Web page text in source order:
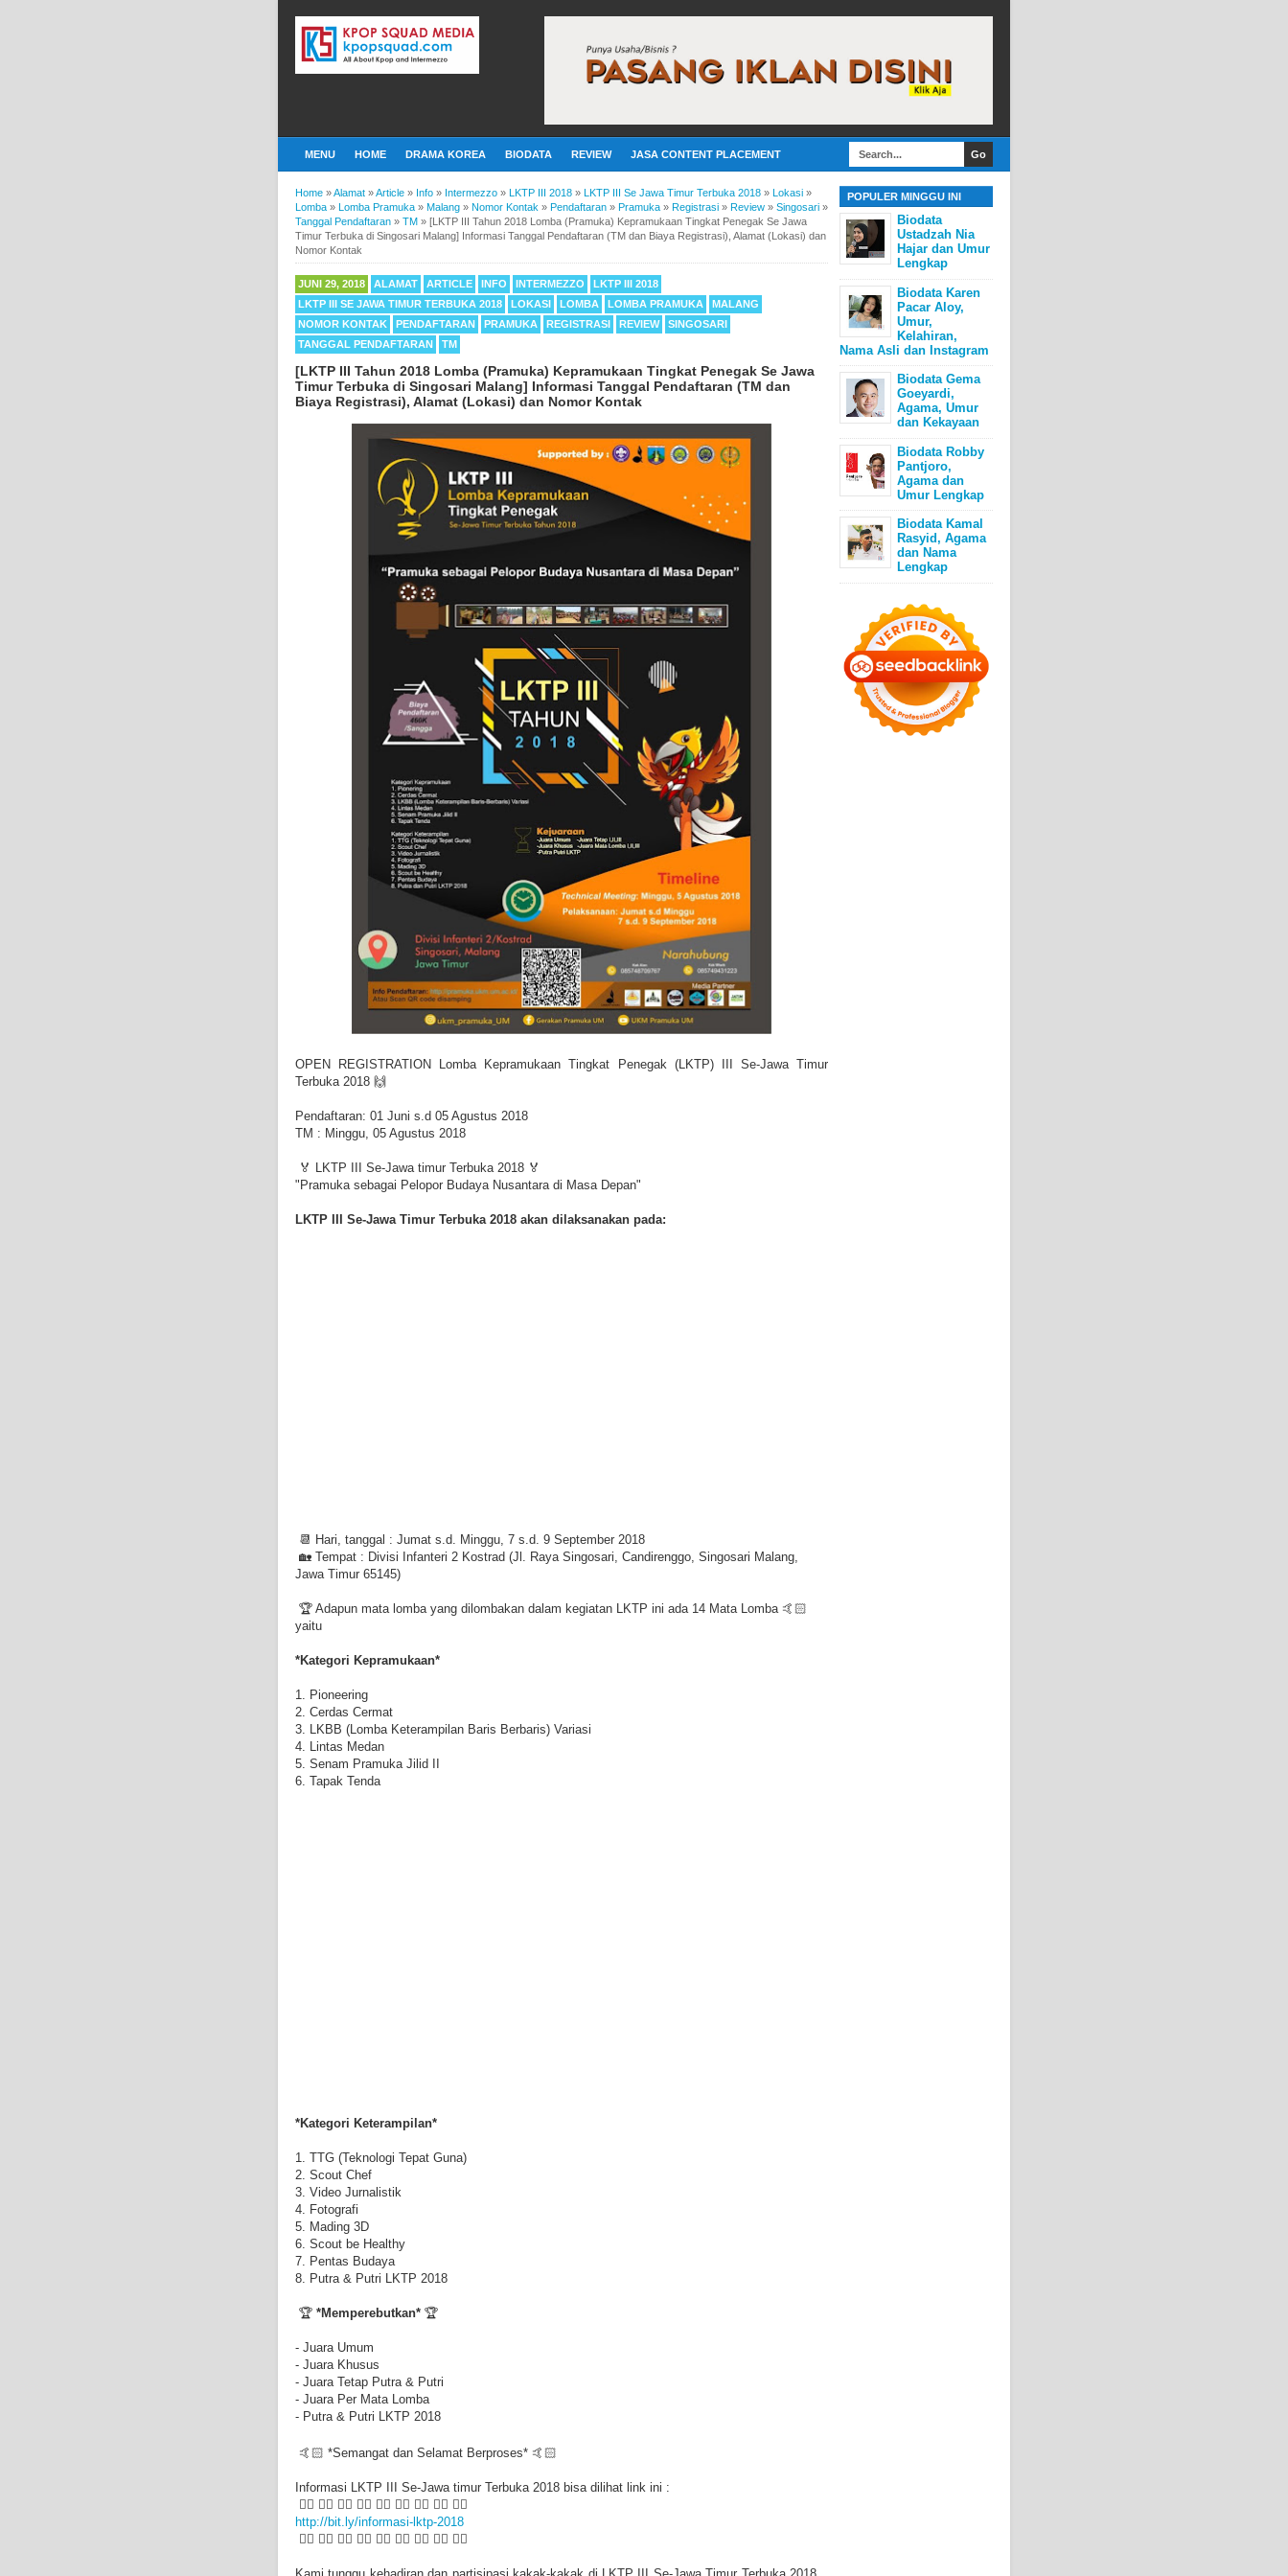
MENU HOME DRAMA KOREA BIODATA REVIEW JASA CONTENT PLACEMENT
Home »Alamat »Article » Info » Intermezzo » LKTP III 2018 » LKTP III Se Jawa Timur Terbuka 2018 » Lokasi »
Lomba » Lomba Pramuka » Malang » Nomor Kontak » Pendaftaran » Pramuka » Registrasi » Review » Singosari »
Tanggal Pendaftaran » TM » [LKTP III Tahun 2018 Lomba (Pramuka) Kepramukaan Tingkat Penegak Se Jawa
Timur Terbuka di Singosari Malang] Informasi Tanggal Pendaftaran (TM dan Biaya Registrasi), Alamat (Lokasi) dan
Nomor Kontak
JUNI 29, 2018 ALAMAT ARTICLE INFO INTERMEZZO
LKTP III 2018
LKTP III SE JAWA TIMUR TERBUKA 2018
LOKASI LOMBA LOMBA PRAMUKA
MALANG
NOMOR KONTAK
PENDAFTARAN PRAMUKA REGISTRASI REVIEW
SINGOSARI
TANGGAL PENDAFTARAN
TM
[LKTP III Tahun 2018 Lomba (Pramuka) Kepramukaan Tingkat Penegak Se Jawa
Timur Terbuka di Singosari Malang] Informasi Tanggal Pendaftaran (TM dan
Biaya Registrasi), Alamat (Lokasi) dan Nomor Kontak
OPEN REGISTRATION Lomba Kepramukaan Tingkat Penegak (LKTP) III Se-Jawa Timur
Terbuka 2018 🙌
Pendaftaran: 01 Juni s.d 05 Agustus 2018
TM : Minggu, 05 Agustus 2018
🏅 LKTP III Se-Jawa timur Terbuka 2018 🏅
"Pramuka sebagai Pelopor Budaya Nusantara di Masa Depan"
LKTP III Se-Jawa Timur Terbuka 2018 akan dilaksanakan pada:
📆 Hari, tanggal : Jumat s.d. Minggu, 7 s.d. 9 September 2018
🏡 Tempat : Divisi Infanteri 2 Kostrad (Jl. Raya Singosari, Candirenggo, Singosari Malang,
Jawa Timur 65145)
🏆 Adapun mata lomba yang dilombakan dalam kegiatan LKTP ini ada 14 Mata Lomba 🤙🏻
yaitu
*Kategori Kepramukaan*
1. Pioneering
2. Cerdas Cermat
3. LKBB (Lomba Keterampilan Baris Berbaris) Variasi
4. Lintas Medan
5. Senam Pramuka Jilid II
6. Tapak Tenda
*Kategori Keterampilan*
1. TTG (Teknologi Tepat Guna)
2. Scout Chef
3. Video Jurnalistik
4. Fotografi
5. Mading 3D
6. Scout be Healthy
7. Pentas Budaya
8. Putra & Putri LKTP 2018
🏆 *Memperebutkan* 🏆
- Juara Umum
- Juara Khusus
- Juara Tetap Putra & Putri
- Juara Per Mata Lomba
- Putra & Putri LKTP 2018
🤙🏻 *Semangat dan Selamat Berproses* 🤙🏻
Informasi LKTP III Se-Jawa timur Terbuka 2018 bisa dilihat link ini :
👇🏻 👇🏻 👇🏻 👇🏻 👇🏻 👇🏻 👇🏻 👇🏻 👇🏻
http://bit.ly/informasi-lktp-2018
👆🏻 👆🏻 👆🏻 👆🏻 👆🏻 👆🏻 👆🏻 👆🏻 👆🏻
POPULER MINGGU INI
Biodata
Ustadzah Nia
Hajar dan Umur
Lengkap
Biodata Karen
Pacar Aloy,
Umur,
Kelahiran,
Nama Asli dan Instagram
Biodata Gema
Goeyardi,
Agama, Umur
dan Kekayaan
Biodata Robby
Pantjoro,
Agama dan
Umur Lengkap
Biodata Kamal
Rasyid, Agama
dan Nama
Lengkap